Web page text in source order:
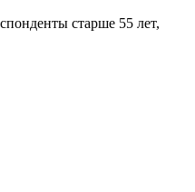
старше 55 лет,